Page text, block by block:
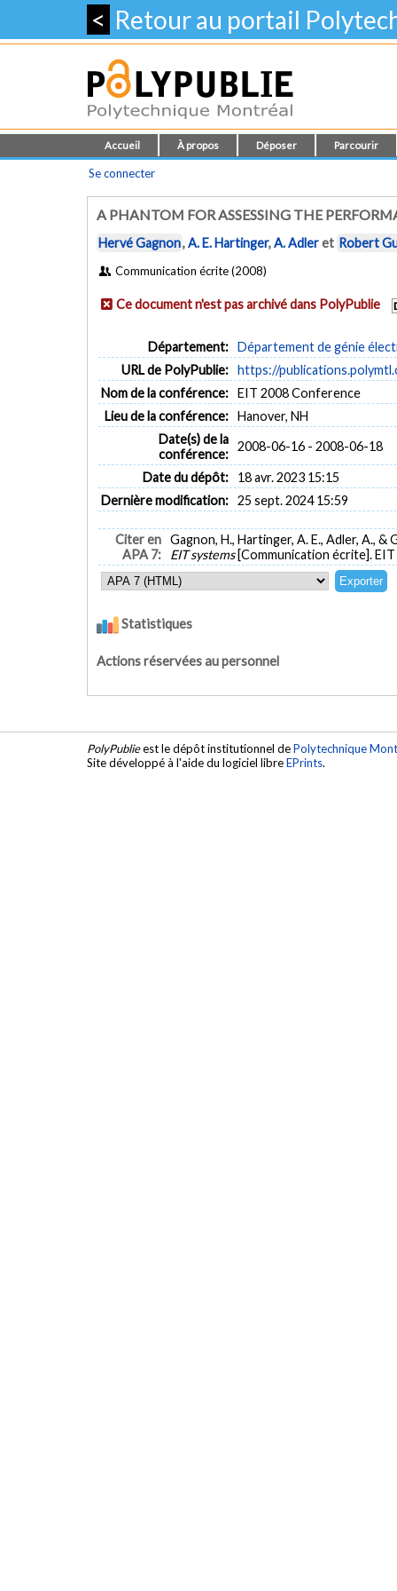
< Retour au portail
Accueil À propos Déposer Parcourir
Se connecter
A PHANTOM FOR ASSESSING THE
Hervé Gagnon,A. E. Hartinger,A. Adleret Robert
Communication écrite (2008)
Ce document n'est pas archivé dans PolyPublie
Département: Département de génie
URL de PolyPublie: https://
Nom de la conférence: EIT 2008 Conference
Lieu de la conférence: Hanover, NH
Date(s) de la
conférence:
2008-06-16 - 2008-06-18
Date du dépôt:
18 avr. 2023 15:15
Dernière modification: 25 sept. 2024 15:59
Citer en
APA 7:
Gagnon, H., Hartinger, A. E., Adler, A., &
EIT systems [Communication écrite].
Statistiques
Actions réservées au personnel
PolyPublieest le dépôt institutionnel dePolytechnique
Site développé à l'aide du logiciel libreEPrints.